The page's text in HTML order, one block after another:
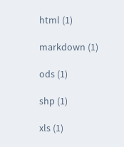
html (1)
markdown (1)
ods (1)
shp (1)
xls (1)